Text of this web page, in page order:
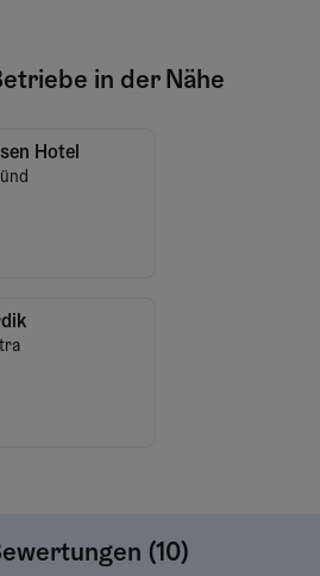
in der Nähe
Hotel
(10)